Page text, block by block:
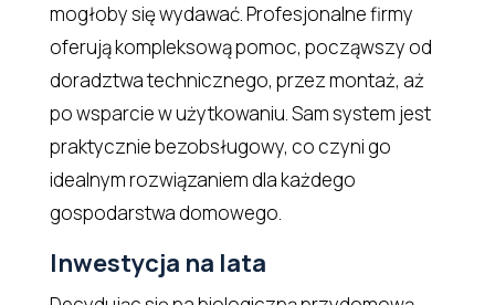
mogłoby się wydawać. Profesjonalne firmy
oferują kompleksową pomoc, począwszy od
doradztwa technicznego, przez montaż, aż
po wsparcie w użytkowaniu. Sam system jest
praktycznie bezobsługowy, co czyni go
idealnym rozwiązaniem dla każdego
gospodarstwa domowego.
Inwestycja na lata